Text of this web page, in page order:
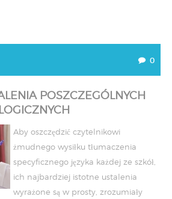
0
POSZCZEGÓLNYCH
Aby oszczędzić czytelnikowi
żmudnego wysiłku tłumaczenia
specyficznego języka każdej ze szkół,
ich najbardziej istotne ustalenia
wyrażone są w prosty, zrozumiały